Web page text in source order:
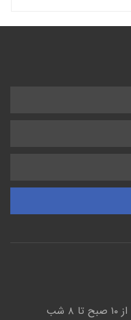
از ۱۰ صبح تا ۸ شب